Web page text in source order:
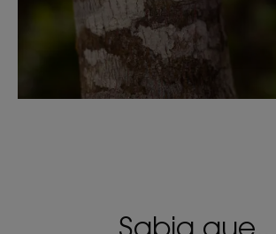
Sabia que...